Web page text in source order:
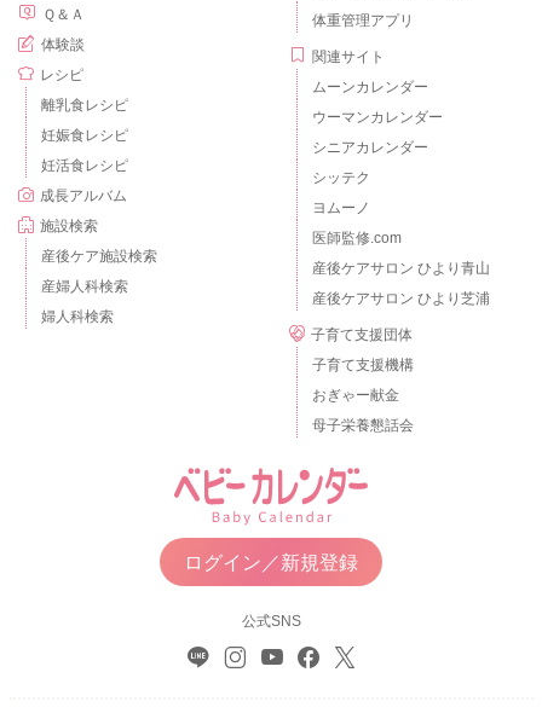
Ｑ＆Ａ
体験談
レシピ
離乳食レシピ
妊娠食レシピ
妊活食レシピ
成長アルバム
施設検索
産後ケア施設検索
産婦人科検索
婦人科検索
体重管理アプリ
関連サイト
ムーンカレンダー
ウーマンカレンダー
シニアカレンダー
シッテク
ヨムーノ
医師監修.com
産後ケアサロン ひより青山
産後ケアサロン ひより芝浦
子育て支援団体
子育て支援機構
おぎゃー献金
母子栄養懇話会
ログイン／新規登録
公式SNS